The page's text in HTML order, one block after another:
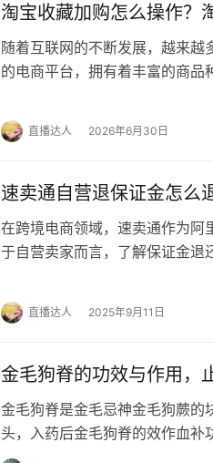
淘宝收藏加购怎么操作？
随着互联网的不断发展，越来越
的电商平台，拥有着丰富的商品
直播达人 2026年6月30日
速卖通自营退保证金怎么
在跨境电商领域，速卖通作为阿
于自营卖家而言，了解保证金退
直播达人 2025年9月11日
金毛狗脊的功效与作用，
金毛狗脊是金毛忌神金毛狗蕨的
头，入药后金毛狗脊的效作血
肾、肾强湿用生网强壮腰膝、风